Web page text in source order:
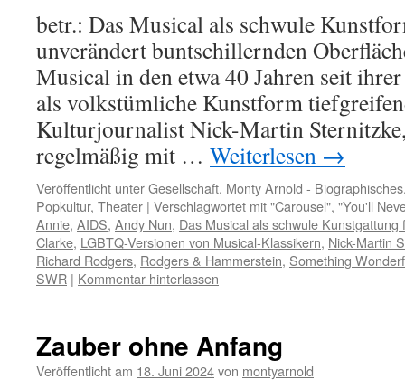
betr.: Das Musical als schwule
unverändert buntschillernden
Musical in den etwa 40 Jahren seit
als volkstümliche Kunstform
Kulturjournalist Nick-Martin
regelmäßig mit … Weiterlesen →
Veröffentlicht unterGesellschaft, Monty Arnold - Biographisches
Popkultur, Theater | Verschlagwortet mit"Carousel", "You'll
Annie, AIDS, Andy Nun, Das Musical als schwule Kunstgattung
Clarke, LGBTQ-Versionen von Musical-Klassikern, Nick-Martin
Richard Rodgers, Rodgers & Hammerstein, Something
SWR | Kommentar hinterlassen
Zauber ohne Anfang
Veröffentlicht am 18. Juni 2024von montyarnold